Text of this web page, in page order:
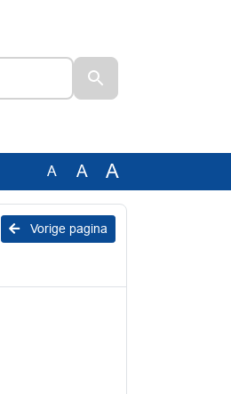
A A A
Vorige pagina